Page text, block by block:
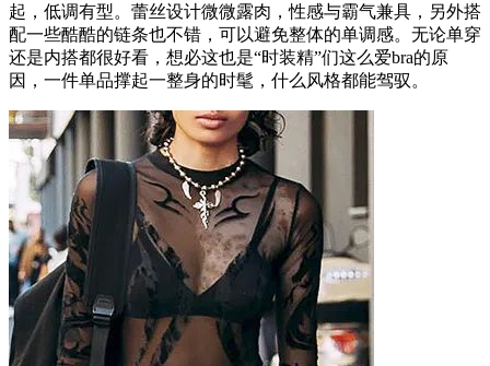
起，低调有型。蕾丝设计微微露肉，性感与霸气兼具，另外搭
配一些酷酷的链条也不错，可以避免整体的单调感。无论单穿
还是内搭都很好看，想必这也是“时装精”们这么爱bra的原
因，一件单品撑起一整身的时髦，什么风格都能驾驭。